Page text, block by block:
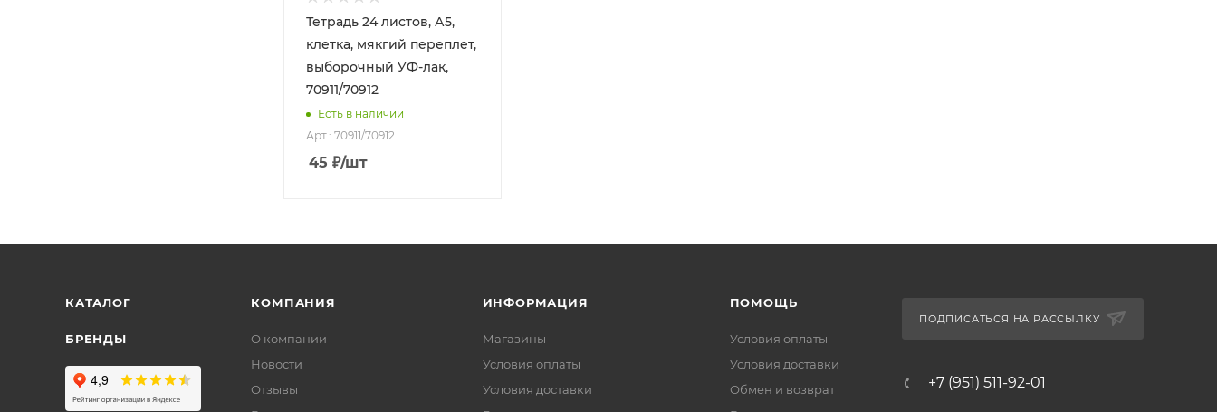
Тетрадь 24 листов, А5,
клетка, мякгий переплет,
выборочный УФ-лак,
70911/70912
Есть в наличии
Арт.: 70911/70912
45 ₽/шт
КАТАЛОГ
БРЕНДЫ
КОМПАНИЯ
О компании
Новости
Отзывы
ИНФОРМАЦИЯ
Магазины
Условия оплаты
Условия доставки
ПОМОЩЬ
Условия оплаты
Условия доставки
Обмен и возврат
ПОДПИСАТЬСЯ НА РАССЫЛКУ
+7 (951) 511-92-01